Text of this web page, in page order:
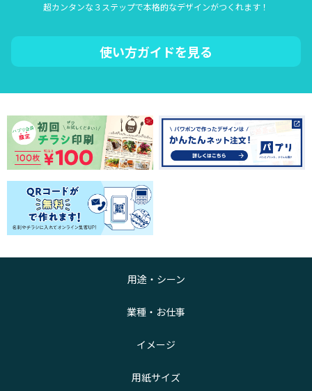
超カンタンな３ステップで本格的なデザインがつくれます！
使い方ガイドを見る
用途・シーン
業種・お仕事
イメージ
用紙サイズ